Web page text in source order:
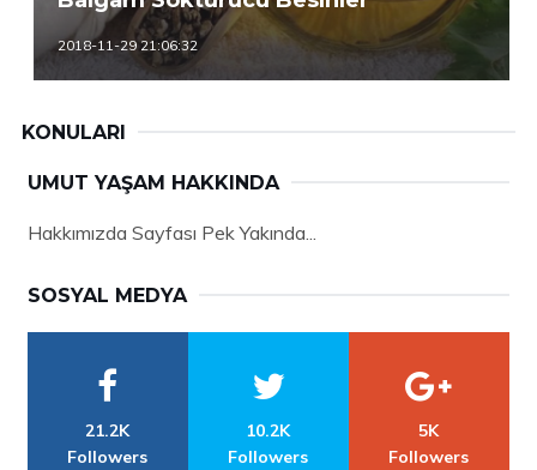
2018-11-29 21:06:32
KONULARI
UMUT YAŞAM HAKKINDA
Hakkımızda Sayfası Pek Yakında...
SOSYAL MEDYA
21.2K
Followers
10.2K
Followers
5K
Followers